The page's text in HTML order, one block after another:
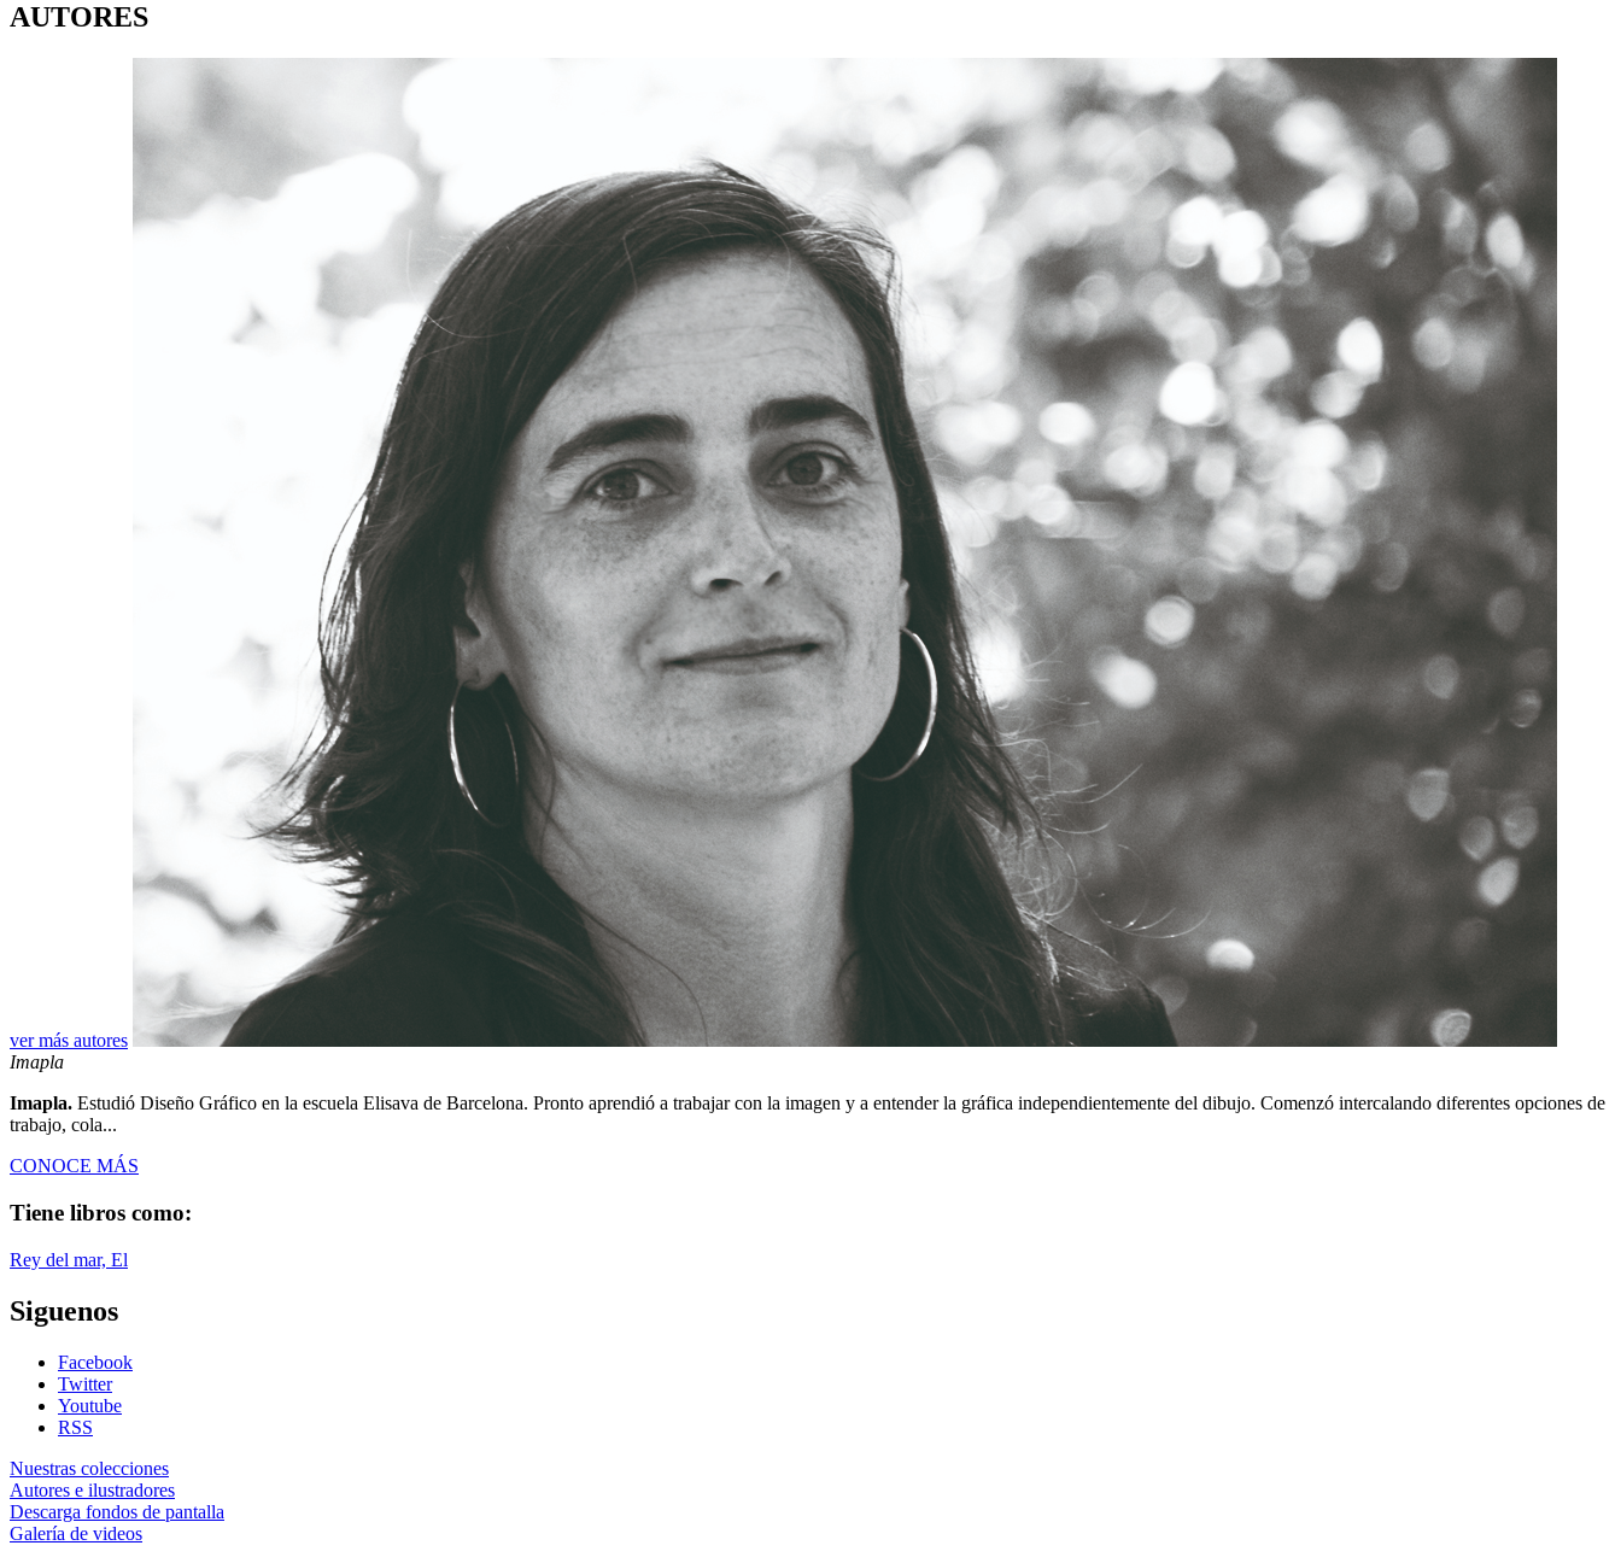
AUTORES
ver más autores
Imapla
Imapla. Estudió Diseño Gráfico en la escuela Elisava de Barcelona. Pronto aprendió a trabajar con la imagen y a entender la gráfica independientemente del dibujo. Comenzó intercalando diferentes opciones de
trabajo, cola...
CONOCE MÁS
Tiene libros como:
Rey del mar, El
Siguenos
Facebook
Twitter
Youtube
RSS
Nuestras colecciones
Autores e ilustradores
Descarga fondos de pantalla
Galería de videos